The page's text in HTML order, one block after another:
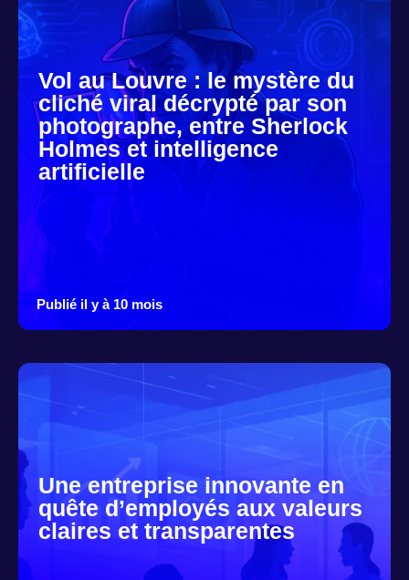
Vol au Louvre : le mystère du
cliché viral décrypté par son
photographe, entre Sherlock
Holmes et intelligence
artificielle
Publié il y à 10 mois
Une entreprise innovante en
quête d’employés aux valeurs
claires et transparentes